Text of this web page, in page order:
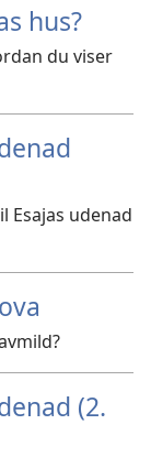
hus?
du viser
Esajas udenad
(2.